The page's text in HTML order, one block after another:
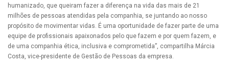
humanizado, que queiram fazer a diferença na vida das mais de 21
milhões de pessoas atendidas pela companhia, se juntando ao nosso
propósito de movimentar vidas. É uma oportunidade de fazer parte de uma
equipe de profissionais apaixonados pelo que fazem e por quem fazem, e
de uma companhia ética, inclusiva e comprometida”, compartilha Márcia
Costa, vice-presidente de Gestão de Pessoas​ da empresa.